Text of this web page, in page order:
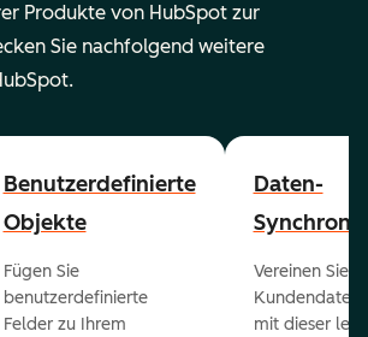
Produkte von HubSpot zur
Sie nachfolgend weitere
Benutzerdefinierte
Objekte
Fügen Sie
benutzerdefinierte
Felder zu Ihrem
Daten-
Vereinen Sie
Kundendaten
mit dieser